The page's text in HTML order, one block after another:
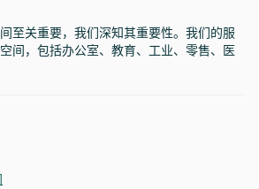
至关重要，我们深知其重要性。我们的服
间，包括办公室、教育、工业、零售、医